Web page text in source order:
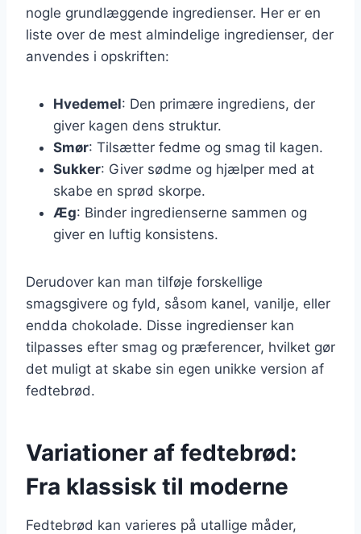
nogle grundlæggende ingredienser. Her er en
liste over de mest almindelige ingredienser, der
anvendes i opskriften:
Hvedemel: Den primære ingrediens, der
giver kagen dens struktur.
Smør: Tilsætter fedme og smag til kagen.
Sukker: Giver sødme og hjælper med at
skabe en sprød skorpe.
Æg: Binder ingredienserne sammen og
giver en luftig konsistens.
Derudover kan man tilføje forskellige
smagsgivere og fyld, såsom kanel, vanilje, eller
endda chokolade. Disse ingredienser kan
tilpasses efter smag og præferencer, hvilket gør
det muligt at skabe sin egen unikke version af
fedtebrød.
Variationer af fedtebrød:
Fra klassisk til moderne
Fedtebrød kan varieres på utallige måder,